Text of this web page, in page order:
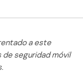
a este
de seguridad móvil